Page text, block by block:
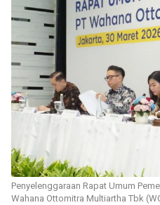
Penyelenggaraan Rapat Umum
Wahana Ottomitra Multiartha Tbk